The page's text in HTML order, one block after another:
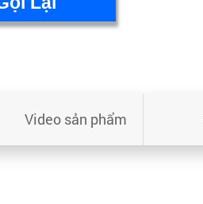
Video sản phẩm